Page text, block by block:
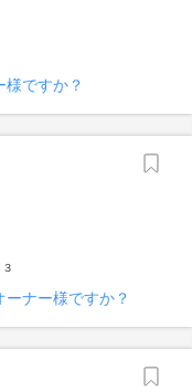
様ですか？
ナー様ですか？